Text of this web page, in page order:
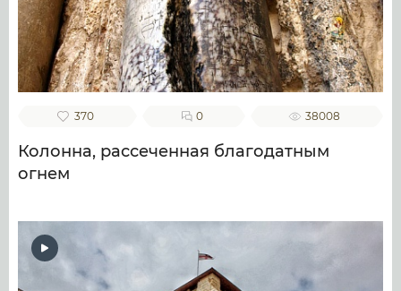
370 0 38008
Колонна, рассеченная благодатным
огнем